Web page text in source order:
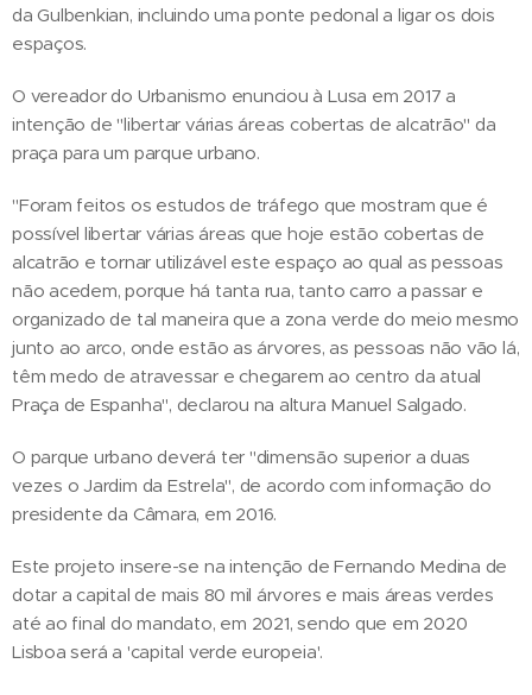
da Gulbenkian, incluindo uma ponte pedonal a ligar os dois
espaços.
O vereador do Urbanismo enunciou à Lusa em 2017 a
intenção de "libertar várias áreas cobertas de alcatrão" da
praça para um parque urbano.
"Foram feitos os estudos de tráfego que mostram que é
possível libertar várias áreas que hoje estão cobertas de
alcatrão e tornar utilizável este espaço ao qual as pessoas
não acedem, porque há tanta rua, tanto carro a passar e
organizado de tal maneira que a zona verde do meio mesmo
junto ao arco, onde estão as árvores, as pessoas não vão lá,
têm medo de atravessar e chegarem ao centro da atual
Praça de Espanha", declarou na altura Manuel Salgado.
O parque urbano deverá ter "dimensão superior a duas
vezes o Jardim da Estrela", de acordo com informação do
presidente da Câmara, em 2016.
Este projeto insere-se na intenção de Fernando Medina de
dotar a capital de mais 80 mil árvores e mais áreas verdes
até ao final do mandato, em 2021, sendo que em 2020
Lisboa será a 'capital verde europeia'.